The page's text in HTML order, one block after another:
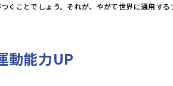
くことでしょう。それが、やがて世界に通用する
動能力UP